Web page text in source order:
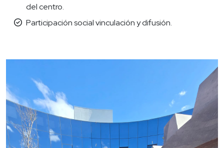
del centro.
Participación social vinculación y difusión.